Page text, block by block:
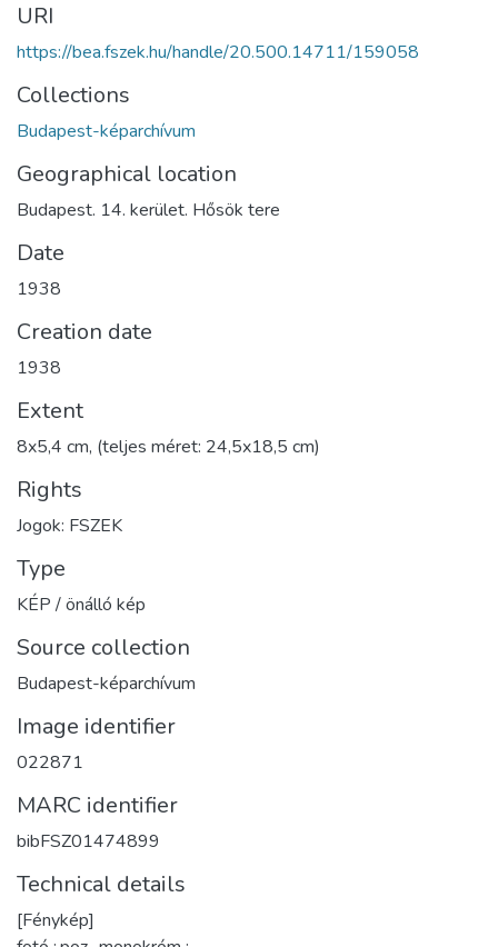
URI
https://bea.fszek.hu/handle/20.500.14711/159058
Collections
Budapest-képarchívum
Geographical location
Budapest. 14. kerület. Hősök tere
Date
1938
Creation date
1938
Extent
8x5,4 cm, (teljes méret: 24,5x18,5 cm)
Rights
Jogok: FSZEK
Type
KÉP / önálló kép
Source collection
Budapest-képarchívum
Image identifier
022871
MARC identifier
bibFSZ01474899
Technical details
[Fénykép]